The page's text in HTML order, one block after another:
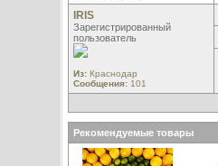
IRIS
Зарегистрированный
пользователь
Из:Краснодар
Сообщения:101
Рекомендуемые товары